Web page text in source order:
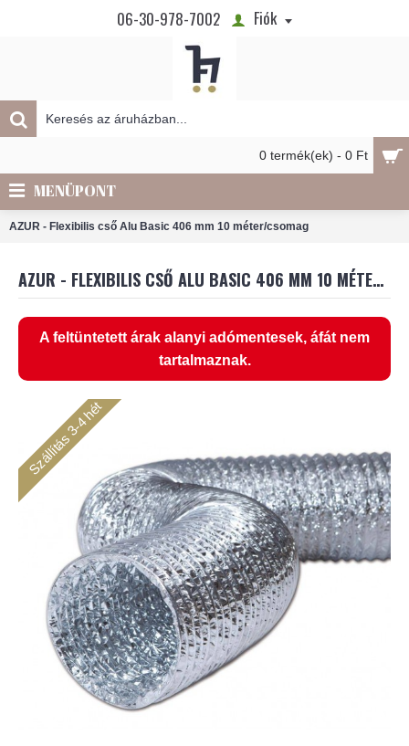
06-30-978-7002 Fiók
0 termék(ek) - 0 Ft
MENÜPONT
AZUR - Flexibilis cső Alu Basic 406 mm 10 méter/csomag
AZUR - FLEXIBILIS CSŐ ALU BASIC 406 MM 10 MÉTER/CSOMAG
A feltüntetett árak alanyi adómentesek, áfát nem
tartalmaznak.
Szállítás 3-4 hét